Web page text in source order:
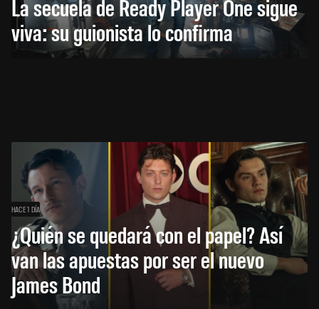
La secuela de Ready Player One sigue
viva: su guionista lo confirma
HACE 1 DÍA
¿Quién se quedará con el papel? Así
van las apuestas por ser el nuevo
James Bond